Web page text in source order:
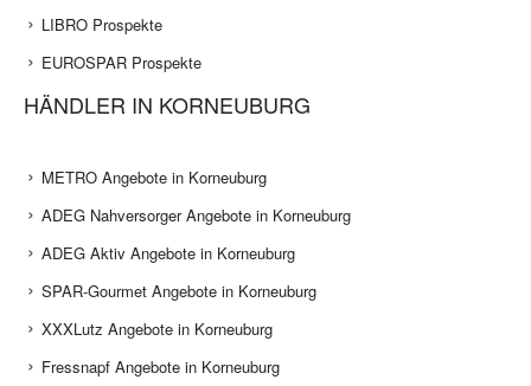
LIBRO Prospekte
EUROSPAR Prospekte
HÄNDLER IN KORNEUBURG
METRO Angebote in Korneuburg
ADEG Nahversorger Angebote in Korneuburg
ADEG Aktiv Angebote in Korneuburg
SPAR-Gourmet Angebote in Korneuburg
XXXLutz Angebote in Korneuburg
Fressnapf Angebote in Korneuburg